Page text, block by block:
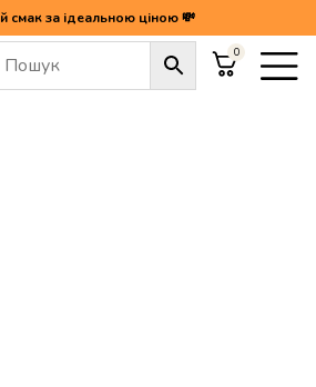
смак за ідеальною ціною 💸
0